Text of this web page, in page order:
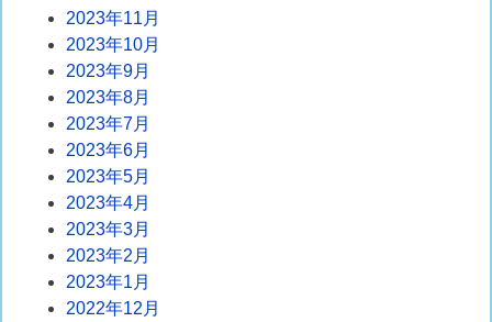
2023年11月
2023年10月
2023年9月
2023年8月
2023年7月
2023年6月
2023年5月
2023年4月
2023年3月
2023年2月
2023年1月
2022年12月